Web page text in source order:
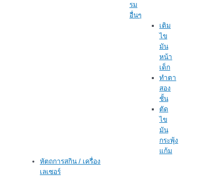
รม
อื่นๆ
เติม
ไข
มัน
หน้า
เด็ก
ทำตา
สอง
ชั้น
ตัด
ไข
มัน
กระพุ้ง
แก้ม
หัตถการสกิน / เครื่อง
เลเซอร์